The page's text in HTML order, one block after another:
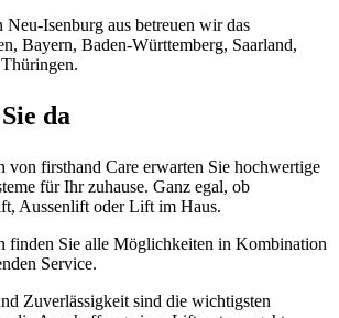
Isenburg aus betreuen wir das
Bayern, Baden-Württemberg, Saarland,
da
von firsthand Care erwarten Sie hochwertige
für Ihr zuhause. Ganz egal, ob
Aussenlift oder Lift im Haus.
finden Sie alle Möglichkeiten in Kombination
Service.
Zuverlässigkeit sind die wichtigsten